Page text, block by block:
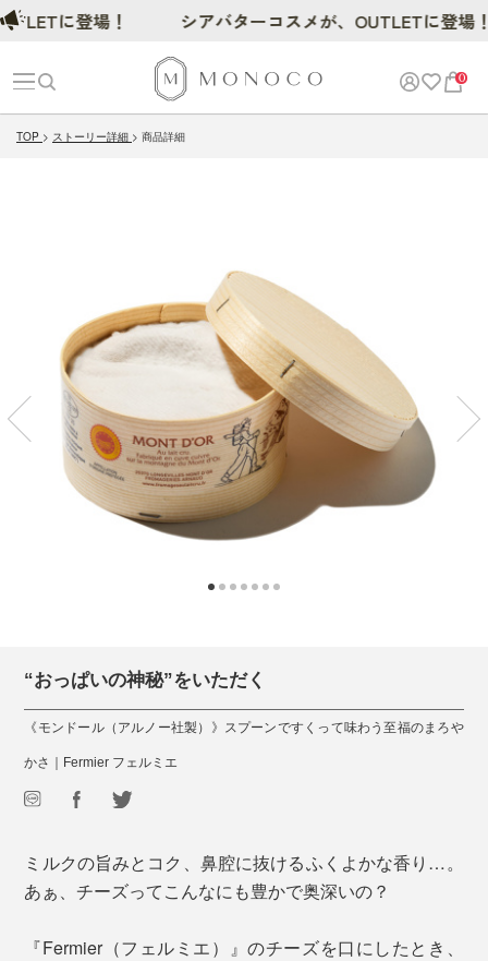
0
TOP ストーリー詳細 商品詳細
“おっぱいの神秘”をいただく
《モンドール（アルノー社製）》スプーンですくって味わう至福のまろや
かさ｜Fermier フェルミエ
ミルクの旨みとコク、鼻腔に抜けるふくよかな香り…。
あぁ、チーズってこんなにも豊かで奥深いの？
『Fermier（フェルミエ）』のチーズを口にしたとき、
に登場！ シアバターコスメが、OUTLETに登場！